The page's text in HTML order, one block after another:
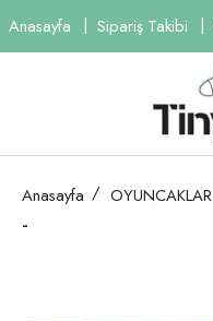
Anasayfa Sipariş Takibi
Anasayfa OYUNCAKLAR
-